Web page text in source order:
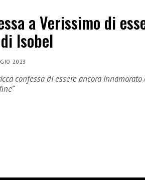
a Verissimo di
Isobel
2023
confessa di essere ancora